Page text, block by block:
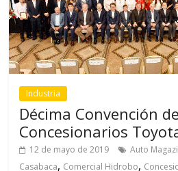
12 de mayo de 2019 Auto
Casabaca,Comercial Hidrobo,
Ecuador,Importadora Tomebamba,
Se premió a las mejores prácticas
en el área de posventa y ventas.
Read more